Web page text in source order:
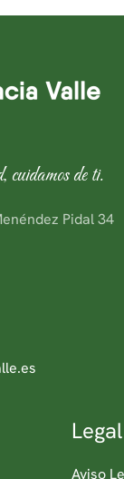
cuidamos de ti.
Pidal 34
Legal
Aviso